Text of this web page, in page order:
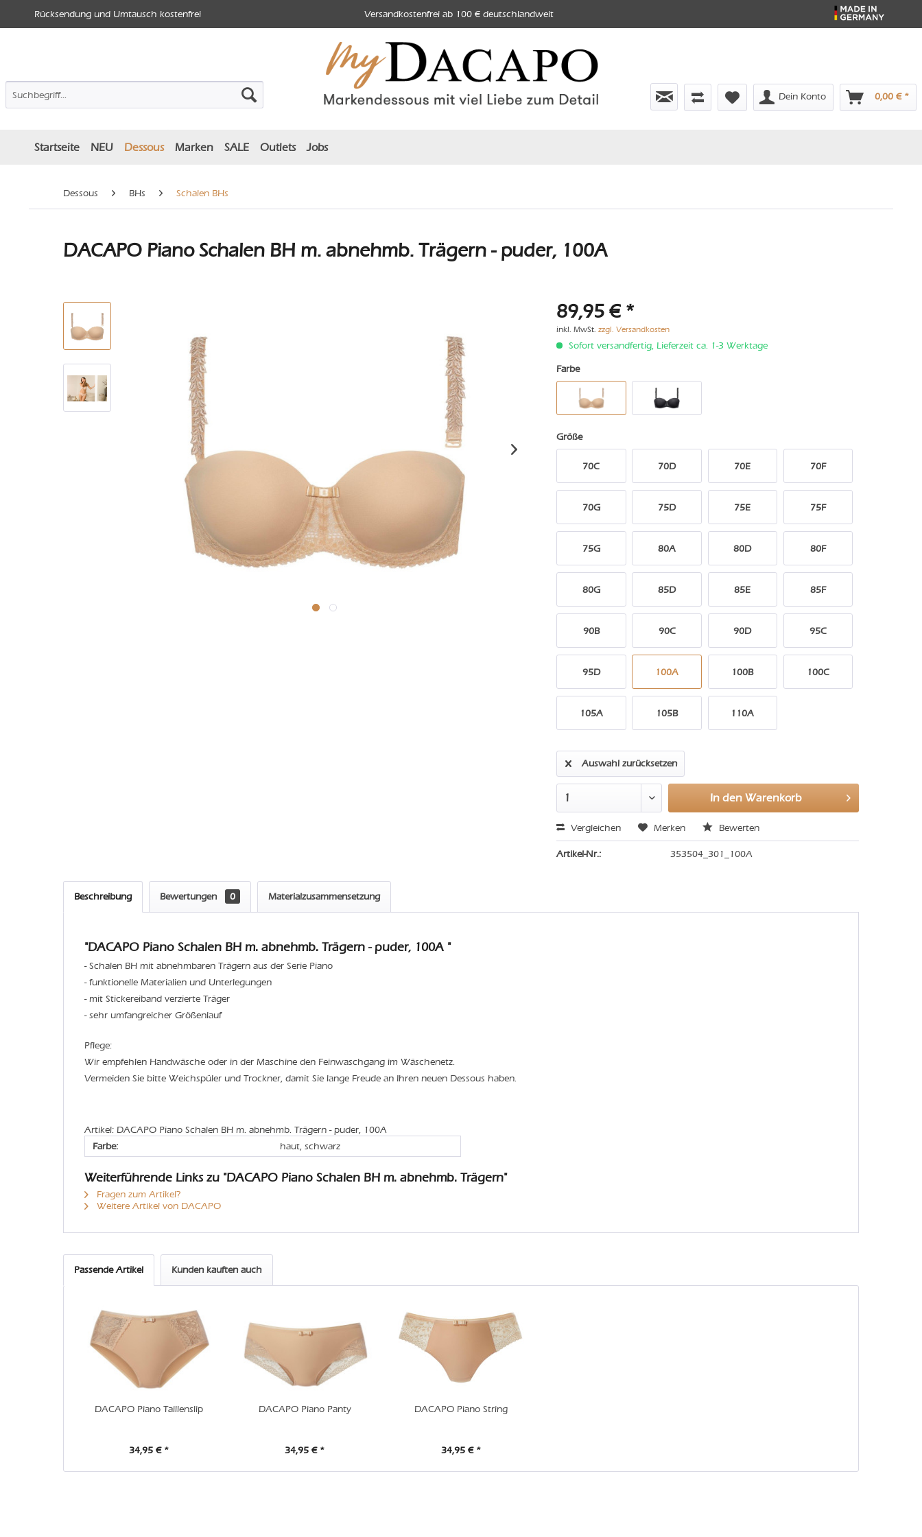
Rücksendung und Umtausch kostenfrei Versandkostenfrei ab 100 € deutschlandweit
Dein Konto 0,00 € *
Startseite NEU Dessous Marken SALE Outlets Jobs
Dessous BHs Schalen BHs
DACAPO Piano Schalen BH m. abnehmb. Trägern - puder, 100A
89,95 € *
inkl. MwSt.zzgl. Versandkosten
Sofort versandfertig, Lieferzeit ca. 1-3 Werktage
Farbe
Größe
70C 70D 70E 70F
70G 75D 75E 75F
75G 80A 80D 80F
80G 85D 85E 85F
90B 90C 90D 95C
95D 100A 100B 100C
105A 105B 110A
Auswahl zurücksetzen
In den Warenkorb
Vergleichen Merken Bewerten
Artikel-Nr.: 353504_301_100A
Beschreibung Bewertungen 0 Materialzusammensetzung
"DACAPO Piano Schalen BH m. abnehmb. Trägern - puder, 100A "
- Schalen BH mit abnehmbaren Trägern aus der Serie Piano
- funktionelle Materialien und Unterlegungen
- mit Stickereiband verzierte Träger
- sehr umfangreicher Größenlauf
Pflege:
Wir empfehlen Handwäsche oder in der Maschine den Feinwaschgang im Wäschenetz.
Vermeiden Sie bitte Weichspüler und Trockner, damit Sie lange Freude an Ihren neuen Dessous haben.
Artikel: DACAPO Piano Schalen BH m. abnehmb. Trägern - puder, 100A
Farbe:
haut, schwarz
Weiterführende Links zu "DACAPO Piano Schalen BH m. abnehmb. Trägern"
Fragen zum Artikel?
Weitere Artikel von DACAPO
Passende Artikel Kunden kauften auch
DACAPO Piano Taillenslip
34,95 € *
DACAPO Piano Panty
34,95 € *
DACAPO Piano String
34,95 € *